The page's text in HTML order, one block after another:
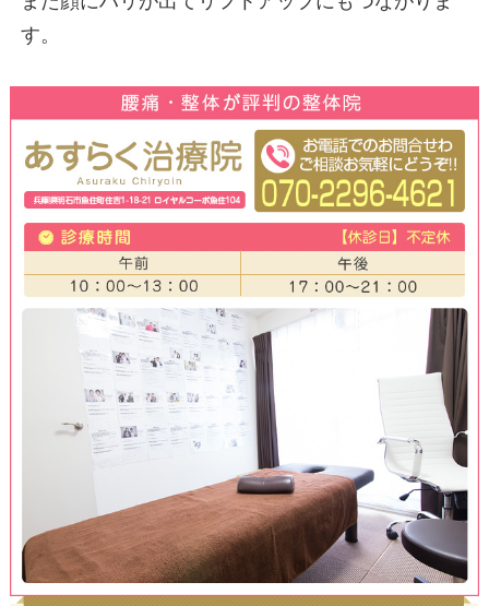
また骨格バランスが左右対称にな
左右のバランスも整います。
さらにはリフトアップ効果も期待
わ、たるみ、ほうれい線などアン
果も得られます。
小顔矯正をすることで、全身の調
り、健康的な体つくりに役立ちま
まずはお気軽に明石市・加古川市
らく治療院へご相談ください。
当院での小顔矯正の特徴
矯正術と聞くと、無理やりぐりぐ